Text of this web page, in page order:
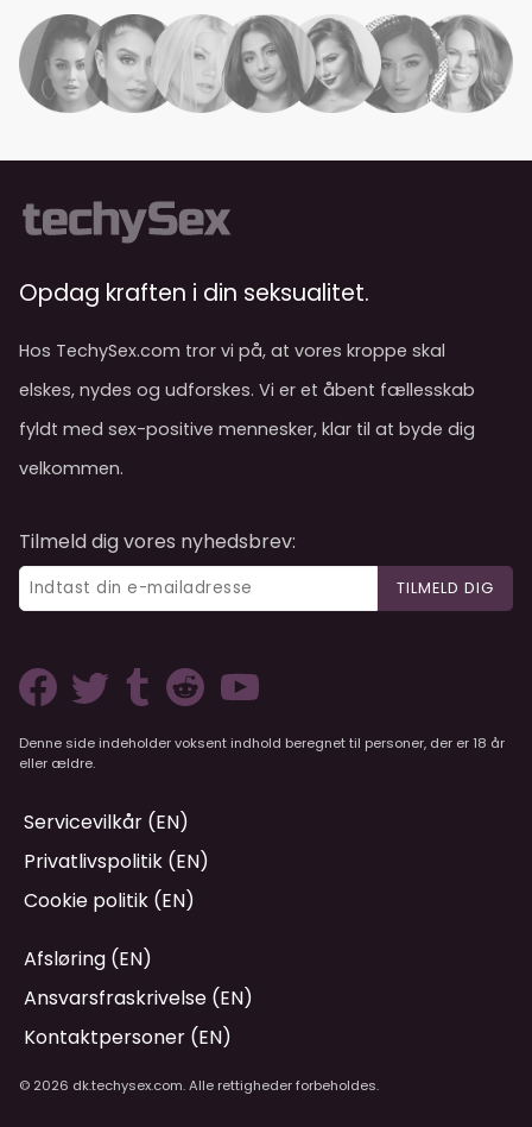
Opdag kraften i din seksualitet.
Hos TechySex.com tror vi på, at vores kroppe skal
elskes, nydes og udforskes. Vi er et åbent fællesskab
fyldt med sex-positive mennesker, klar til at byde dig
velkommen.
Tilmeld dig vores nyhedsbrev:
TILMELD DIG
Denne side indeholder voksent indhold beregnet til personer, der er 18 år
eller ældre.
Servicevilkår (EN)
Privatlivspolitik (EN)
Cookie politik (EN)
Afsløring (EN)
Ansvarsfraskrivelse (EN)
Kontaktpersoner (EN)
© 2026 dk.techysex.com. Alle rettigheder forbeholdes.